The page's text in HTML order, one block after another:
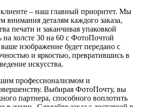
– наш главный приоритет. Мы
внимания деталям каждого заказа,
печати и заканчивая упаковкой
на холсте 30 на 60 с ФотоПочтой
изображение будет передано с
и яркостью, превратившись в
искусства.
профессионализмом и
Выбирая ФотоПочту, вы
партнера, способного воплотить